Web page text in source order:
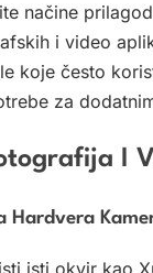
načine
i video
koje često
za
I
Hardvera
isti okvir kao